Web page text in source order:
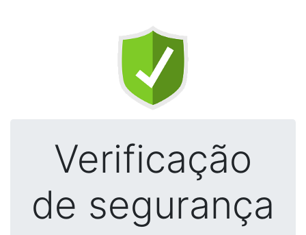
Verificação
de segurança